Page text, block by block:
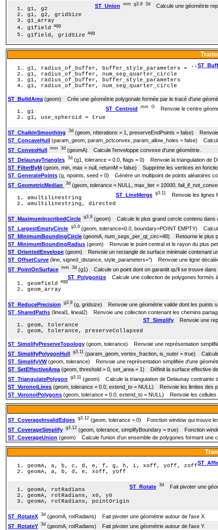
ST_Union
mm g3.9 3d Calcule une géométrie
g1, g2
g1, g2, gridSize
g1_array
g1field
agg
g1field, gridSize agg
g1, radius_of_buffer, buffer_style_parameters = ''
g1, radius_of_buffer, num_seg_quarter_circle
g1, radius_of_buffer, buffer_style_parameters
g1, radius_of_buffer, num_seg_quarter_circle
ST_BuildArea (geom) Crée une géométrie polygonale formée par le tracé d'une
ST_Centroid
mm G Renvoie le centre
g1
g1, use_spheroid = true
ST_ChaikinSmoothing 3d (geom, nIterations = 1, preserveEndPoints = false)
ST_ConcaveHull (param_geom, param_pctconvex, param_allow_holes = false)
ST_ConvexHull mm 3d (geomA) Calcule l'enveloppe convexe d'une géométrie.
ST_DelaunayTriangles 3d (g1, tolerance = 0.0, flags = 0) Renvoie la triangulation de
ST_FilterByM (geom, min, max = null, returnM = false) Supprime les vertices en
ST_GeneratePoints (g, npoints, seed = 0) Génère un multipoint de points aléatoires
ST_GeometricMedian
3d (geom, tolerance = NULL, max_iter = 10000,
ST_LineMerge g3.11 Renvoie les lignes
amultilinestring
amultilinestring, directed
ST_MaximumInscribedCircle g3.9 (geom) Calcule le plus grand cercle contenu dans
ST_LargestEmptyCircle g3.9 (geom, tolerance=0.0, boundary=POINT EMPTY)
ST_MinimumBoundingCircle (geomA, num_segs_per_qt_circ=48) Retourne le plus
ST_MinimumBoundingRadius (geom) Renvoie le point central et le rayon du plus
ST_OrientedEnvelope (geom) Renvoie un rectangle de surface minimale contenant
ST_OffsetCurve (line, signed_distance, style_parameters='') Renvoie une ligne
ST_PointOnSurface mm 3d (g1) Calcule un point dont on garantit qu'il se trouve dans
ST_Polygonize Calcule une collection de polygones formés
geomfield
agg
geom_array
ST_ReducePrecision g3.9 (g, gridsize) Renvoie une géométrie valide dont les points
ST_SharedPaths (lineal1, lineal2) Renvoie une collection contenant les chemins
ST_Simplify Renvoie une
geom, tolerance
geom, tolerance, preserveCollapsed
ST_SimplifyPreserveTopology (geom, tolerance) Renvoie une représentation
ST_SimplifyPolygonHull g3.11 (param_geom, vertex_fraction, is_outer = true)
ST_SimplifyVW(geom, tolerance) Renvoie une représentation simplifiée d'une
ST_SetEffectiveArea (geom, threshold = 0, set_area = 1) Définit la surface effective
ST_TriangulatePolygon
g3.11 (geom) Calcule la triangulation de Delaunay contrainte
ST_VoronoiLines (geom, tolerance = 0.0, extend_to = NULL) Renvoie les limites des
ST_VoronoiPolygons (geom, tolerance = 0.0, extend_to = NULL) Renvoie les
ST_CoverageInvalidEdges g3.12 (geom, tolerance = 0) Fonction window qui trouve
ST_CoverageSimplify g3.12 (geom, tolerance, simplifyBoundary = true) Fonction
ST_CoverageUnion (geom) Calcule l'union d'un ensemble de polygones formant une
geomA, a, b, c, d, e, f, g, h, i, xoff, yoff, zoff
geomA, a, b, d, e, xoff, yoff
ST_Rotate 3d Fait pivoter une
geomA, rotRadians
geomA, rotRadians, x0, y0
geomA, rotRadians, pointOrigin
ST_RotateX 3d (geomA, rotRadians) Fait pivoter une géométrie autour de l'axe X.
ST_RotateY 3d (geomA, rotRadians) Fait pivoter une géométrie autour de l'axe Y.